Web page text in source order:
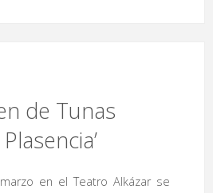
de Tunas
en el Teatro Alkázar se